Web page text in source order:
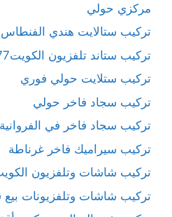
مركزي حولي
تركيب ستالايت هندي الفنطاس
تركيب ستاند تلفزيون الكويت50355377
تركيب ستلايت حولي فوري
تركيب سجاد فاخر حولي
تركيب سجاد فاخر في
تركيب سيراميك فاخر غرناطة
تركيب شاشات وتلفزيون
تركيب شاشات وتلفزيونات